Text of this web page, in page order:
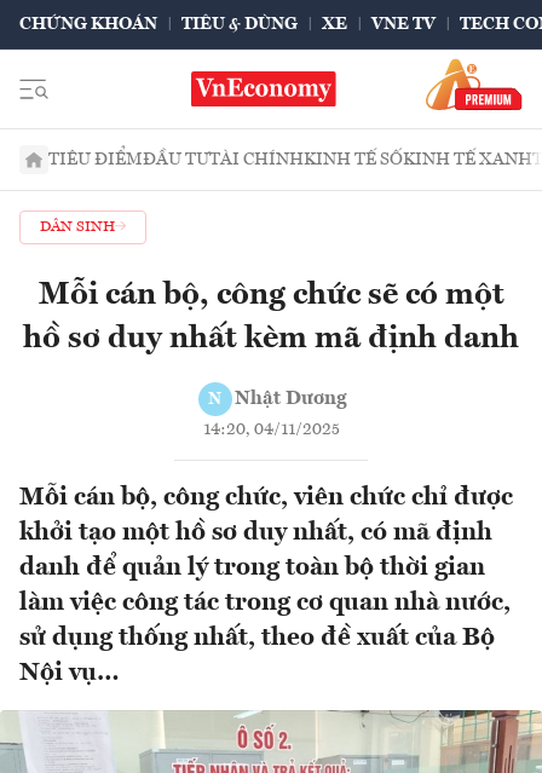
CHỨNG KHOÁN TIÊU & DÙNG XE VNE TV TECH
TIÊU ĐIỂMĐẦU TƯTÀI CHÍNHKINH TẾ SỐKINH TẾ XANH
DÂN SINH
Mỗi cán bộ, công chức sẽ có một
hồ sơ duy nhất kèm mã định danh
N Nhật Dương
14:20, 04/11/2025
Mỗi cán bộ, công chức, viên chức chỉ được
khởi tạo một hồ sơ duy nhất, có mã định
danh để quản lý trong toàn bộ thời gian
làm việc công tác trong cơ quan nhà nước,
sử dụng thống nhất, theo đề xuất của Bộ
Nội vụ…